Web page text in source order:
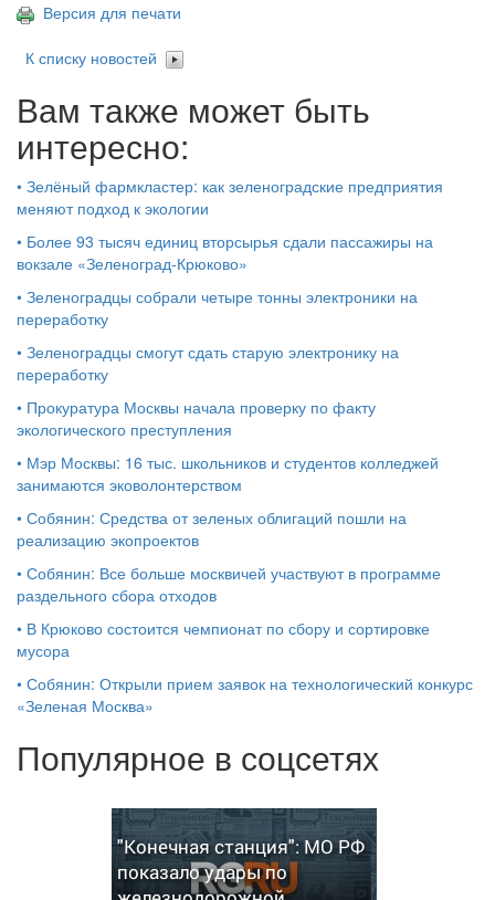
Версия для печати
К списку новостей
Вам также может быть
интересно:
• Зелёный фармкластер: как зеленоградские предприятия
меняют подход к экологии
• Более 93 тысяч единиц вторсырья сдали пассажиры на
вокзале «Зеленоград-Крюково»
• Зеленоградцы собрали четыре тонны электроники на
переработку
• Зеленоградцы смогут сдать старую электронику на
переработку
• Прокуратура Москвы начала проверку по факту
экологического преступления
• Мэр Москвы: 16 тыс. школьников и студентов колледжей
занимаются эковолонтерством
• Собянин: Средства от зеленых облигаций пошли на
реализацию экопроектов
• Собянин: Все больше москвичей участвуют в программе
раздельного сбора отходов
• В Крюково состоится чемпионат по сбору и сортировке
мусора
• Собянин: Открыли прием заявок на технологический конкурс
«Зеленая Москва»
Популярное в соцсетях
"Конечная станция": МО РФ
показало удары по